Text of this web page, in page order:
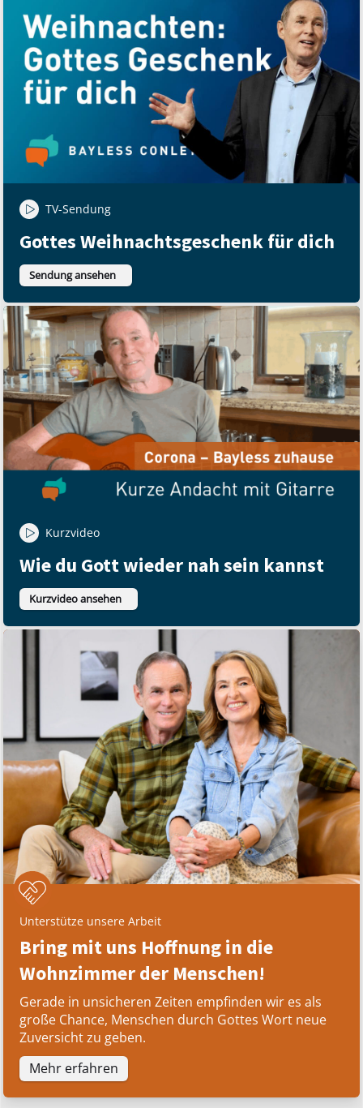
TV-Sendung
Gottes Weihnachtsgeschenk für dich
Sendung ansehen
Kurzvideo
Wie du Gott wieder nah sein kannst
Kurzvideo ansehen
Unterstütze unsere Arbeit
Bring mit uns Hoffnung in die
Wohnzimmer der Menschen!
Gerade in unsicheren Zeiten empfinden wir es als
große Chance, Menschen durch Gottes Wort neue
Zuversicht zu geben.
Mehr erfahren